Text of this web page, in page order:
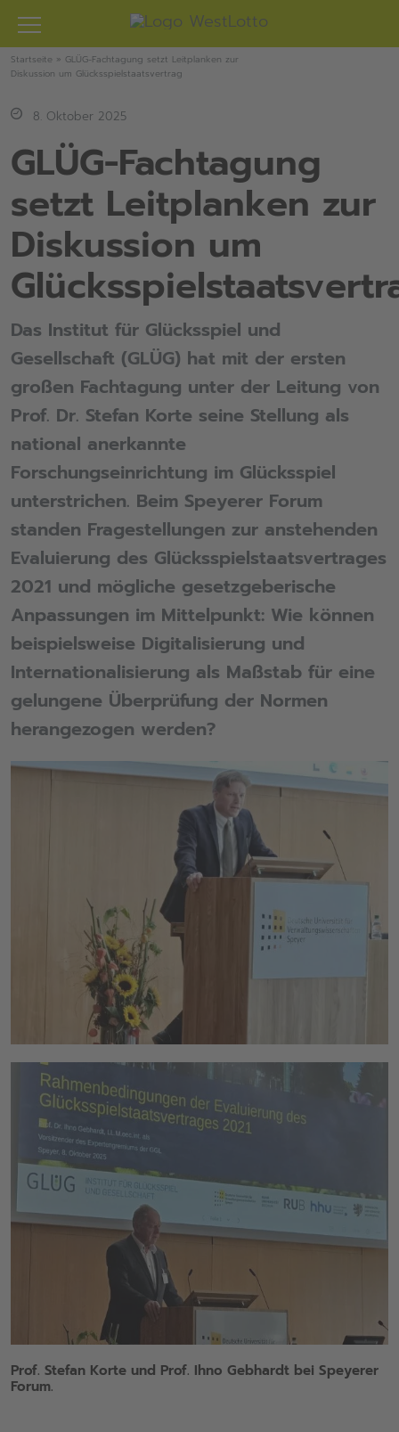
Zum
Inhalt
springen
Startseite » GLÜG-Fachtagung setzt Leitplanken zur
Diskussion um Glücksspielstaatsvertrag
8. Oktober 2025
GLÜG-Fachtagung
setzt Leitplanken zur
Diskussion um
Das Institut für Glücksspiel und
Gesellschaft (GLÜG) hat mit der ersten
großen Fachtagung unter der Leitung von
Prof. Dr. Stefan Korte seine Stellung als
national anerkannte
Forschungseinrichtung im Glücksspiel
unterstrichen. Beim Speyerer Forum
standen Fragestellungen zur anstehenden
Evaluierung des Glücksspielstaatsvertrages
2021 und mögliche gesetzgeberische
Anpassungen im Mittelpunkt: Wie können
beispielsweise Digitalisierung und
Internationalisierung als Maßstab für eine
gelungene Überprüfung der Normen
herangezogen werden?
Prof. Stefan Korte und Prof. Ihno Gebhardt bei Speyerer
Forum.